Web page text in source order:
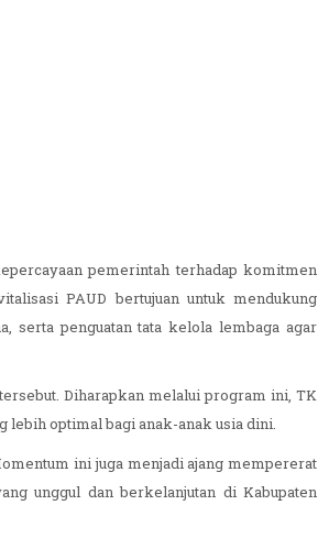
pemerintah terhadap komitmen
PAUD bertujuan untuk mendukung
serta penguatan tata kelola lembaga agar
Diharapkan melalui program ini, TK
lebih optimal bagi anak-anak usia dini.
ini juga menjadi ajang mempererat
unggul dan berkelanjutan di Kabupaten